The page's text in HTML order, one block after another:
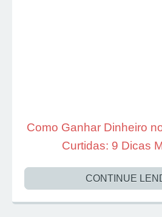
Como Ganhar Dinheiro
Curtidas: 9 Dicas
CONTINUE